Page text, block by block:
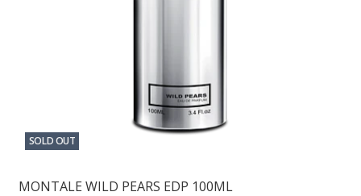
SOLD OUT
MONTALE WILD PEARS EDP 100ML